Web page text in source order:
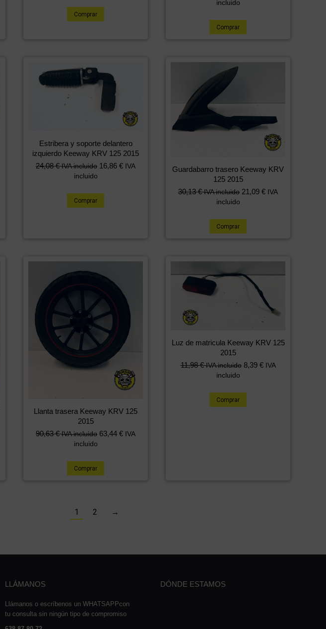
Comprar
incluido
Comprar
Estribera y soporte delantero
izquierdo Keeway KRV 125 2015
24,08€ IVA incluido 16,86 € IVA
incluido
Comprar
Guardabarro trasero Keeway KRV
125 2015
30,13€ IVA incluido 21,09 € IVA
incluido
Comprar
Llanta trasera Keeway KRV 125
2015
90,63€ IVA incluido 63,44 € IVA
incluido
Comprar
Luz de matricula Keeway KRV 125
2015
11,98€ IVA incluido 8,39 € IVA
incluido
Comprar
1 2 →
LLÁMANOS
Llámanos o escríbenos un WHATSAPPcon
tu consulta sin ningún tipo de compromiso
DÓNDE ESTAMOS